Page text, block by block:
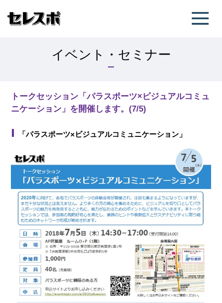
イベント・セミナー
トークセッション「パラスポーツ×ビジュアルコミュ
ニケーション」を開催します。(7/5)
「パラスポーツ×ビジュアルコミュニケーション」